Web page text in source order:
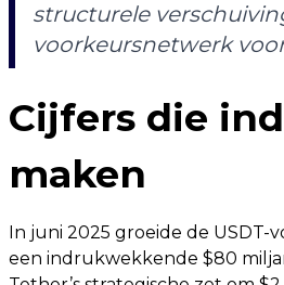
structurele
voorkeursnetwerk voor
Cijfers die
maken
In juni 2025 groeide de USDT-
een indrukwekkende $80